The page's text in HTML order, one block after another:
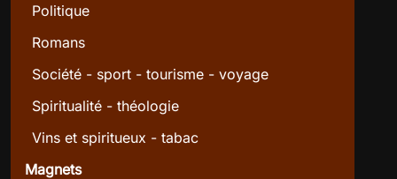
Politique
Romans
Société - sport - tourisme - voyage
Spiritualité - théologie
Vins et spiritueux - tabac
Magnets